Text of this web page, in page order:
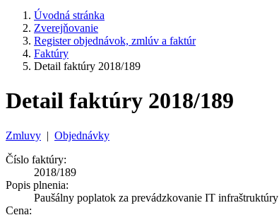
Úvodná stránka
Zverejňovanie
Register objednávok, zmlúv a faktúr
Faktúry
Detail faktúry 2018/189
Detail faktúry 2018/189
Zmluvy | Objednávky
Číslo faktúry:
2018/189
Popis plnenia:
Paušálny poplatok za prevádzkovanie IT infraštruktúry
Cena: